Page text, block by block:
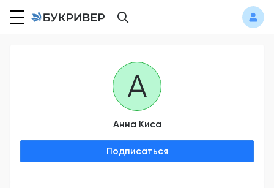
А
Анна Киса
Подписаться